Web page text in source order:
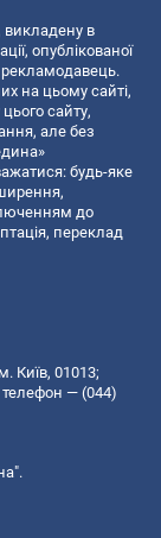
викладену в
опублікованої
рекламодавець.
на цьому сайті,
сайту,
але без
будь-яке
до
переклад
Київ, 01013;
телефон — (044)